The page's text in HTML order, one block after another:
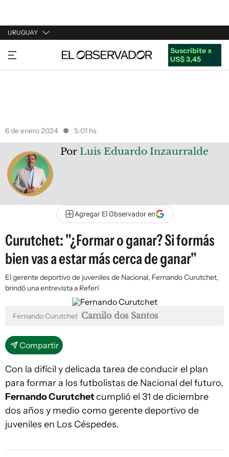
URUGUAY
URUGUAY
ARGENTINA
Suscribite x
US$ 3,45
6 de enero 2024 5:01 hs
Por Luis Eduardo Inzaurralde
Agregar El Observador en
Curutchet: "¿Formar o ganar? Si formás
bien vas a estar más cerca de ganar"
El gerente deportivo de juveniles de Nacional, Fernando Curutchet,
brindó una entrevista a Referí
Fernando Curutchet Camilo dos Santos
Compartir
Con la difícil y delicada tarea de conducir el plan
para formar a los futbolistas de Nacional del futuro,
Fernando Curutchetcumplió el 31 de diciembre
dos años y medio como gerente deportivo de
juveniles en Los Céspedes.